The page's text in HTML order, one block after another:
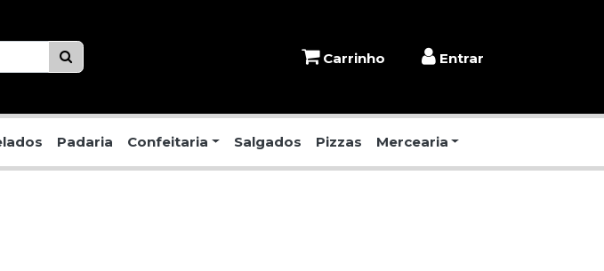
Carrinho Entrar
Padaria Confeitaria Salgados Pizzas Mercearia